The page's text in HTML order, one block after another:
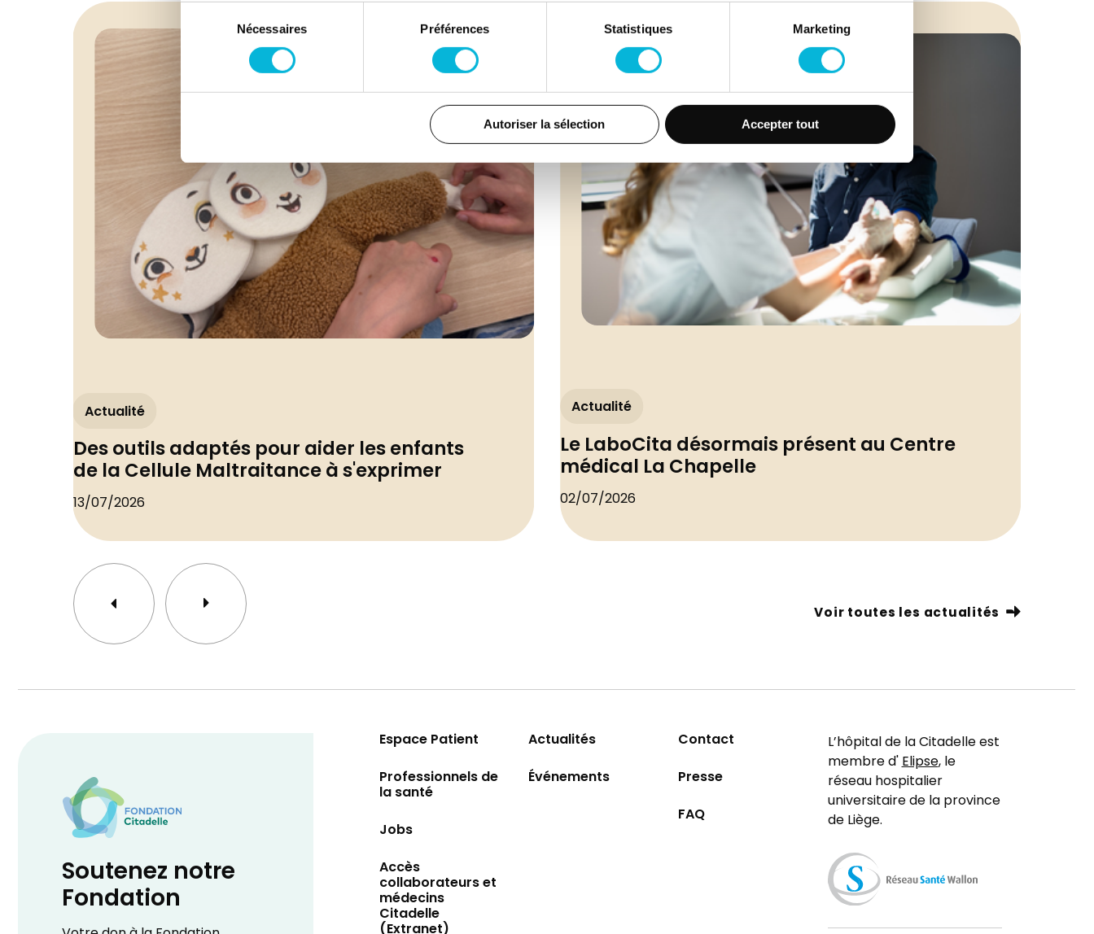
du
consentement
Nécessaires Préférences Statistiques Marketing
Autoriser la sélection Accepter tout
Actualité
Des outils adaptés pour aider les enfants
de la Cellule Maltraitance à s'exprimer
13/07/2026
Actualité
Le LaboCita désormais présent au Centre
médical La Chapelle
02/07/2026
Voir toutes les actualités
Soutenez notre
Fondation
Espace Patient
Professionnels de
la santé
Jobs
Accès
collaborateurs et
médecins
Citadelle
Actualités
Événements
Contact
Presse
FAQ
L’hôpital de la Citadelle est
membre d'Elipse, le
réseau hospitalier
universitaire de la province
de Liège.